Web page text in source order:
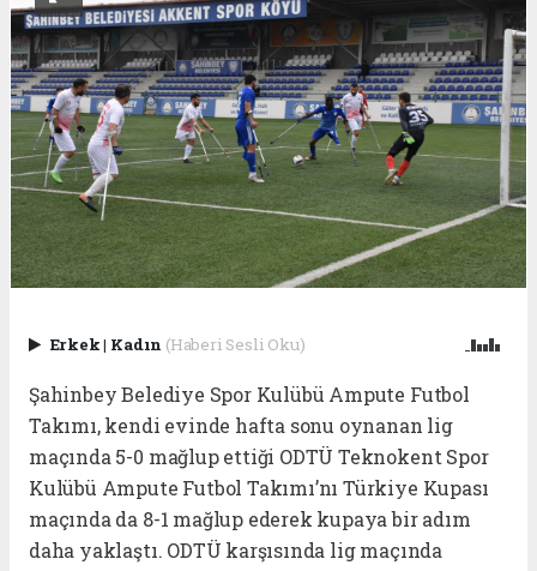
Erkek| Kadın (Haberi Sesli Oku)
Şahinbey Belediye Spor Kulübü Ampute Futbol
Takımı, kendi evinde hafta sonu oynanan lig
maçında 5-0 mağlup ettiği ODTÜ Teknokent Spor
Kulübü Ampute Futbol Takımı’nı Türkiye Kupası
maçında da 8-1 mağlup ederek kupaya bir adım
daha yaklaştı. ODTÜ karşısında lig maçında